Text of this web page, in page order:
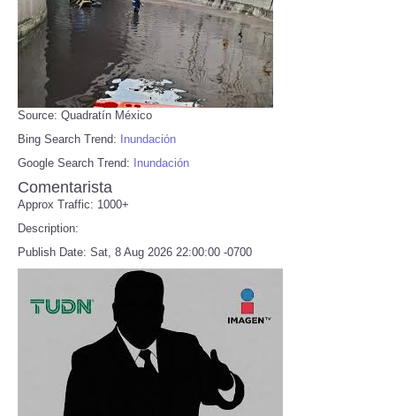
Source: Quadratín México
Bing Search Trend: Inundación
Google Search Trend: Inundación
Comentarista
Approx Traffic: 1000+
Description:
Publish Date: Sat, 8 Aug 2026 22:00:00 -0700